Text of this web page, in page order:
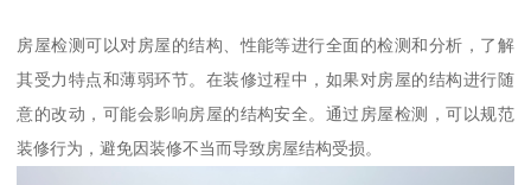
房屋检测可以对房屋的结构、性能等进行全面的检测和分析，了解
其受力特点和薄弱环节。在装修过程中，如果对房屋的结构进行随
意的改动，可能会影响房屋的结构安全。通过房屋检测，可以规范
装修行为，避免因装修不当而导致房屋结构受损。